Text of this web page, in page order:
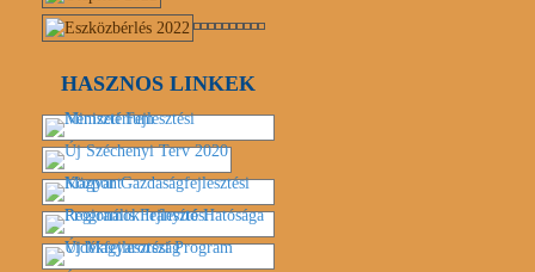
HASZNOS LINKEK